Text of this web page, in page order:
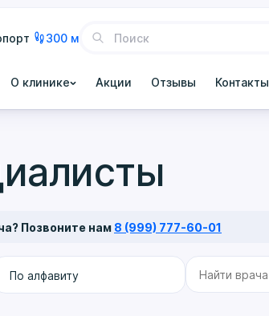
300 м
О клинике Акции Отзывы Контакты
Позвоните нам 8 (999) 777-60-01
По алфавиту